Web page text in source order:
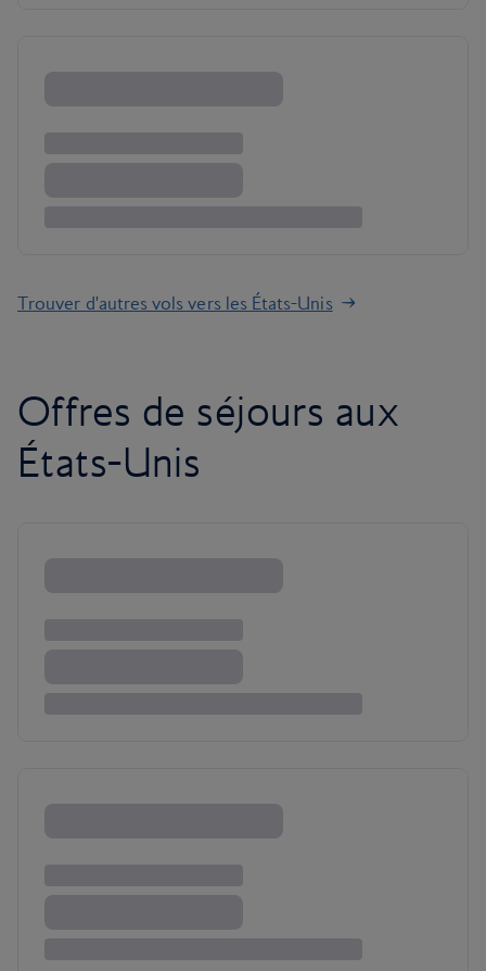
Trouver d'autres vols vers les États-Unis
Offres de séjours aux
États-Unis